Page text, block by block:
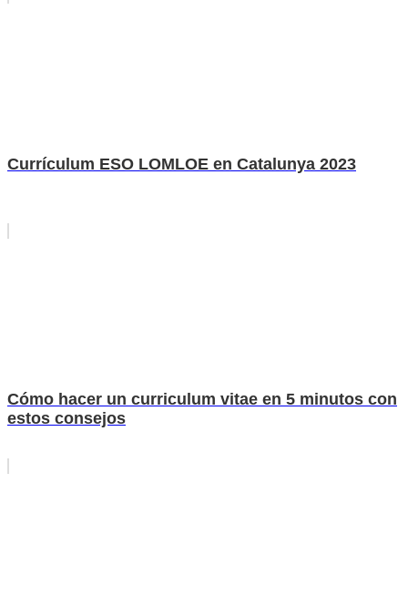
Currículum ESO LOMLOE en Catalunya 2023
Cómo hacer un curriculum vitae en 5 minutos con
estos consejos